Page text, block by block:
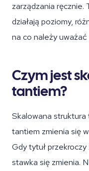
zarządzania ręcznie.
działają poziomy,
na co należy
Czym jest
tantiem?
Skalowana
tantiem zmienia się
Gdy tytuł
stawka się zmienia.